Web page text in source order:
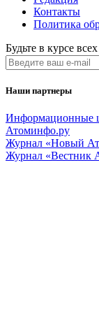
Контакты
Политика
Будьте в курсе
Наши партнеры
Информационные
Атоминфо.ру
Журнал «Новый
Журнал «Вестник